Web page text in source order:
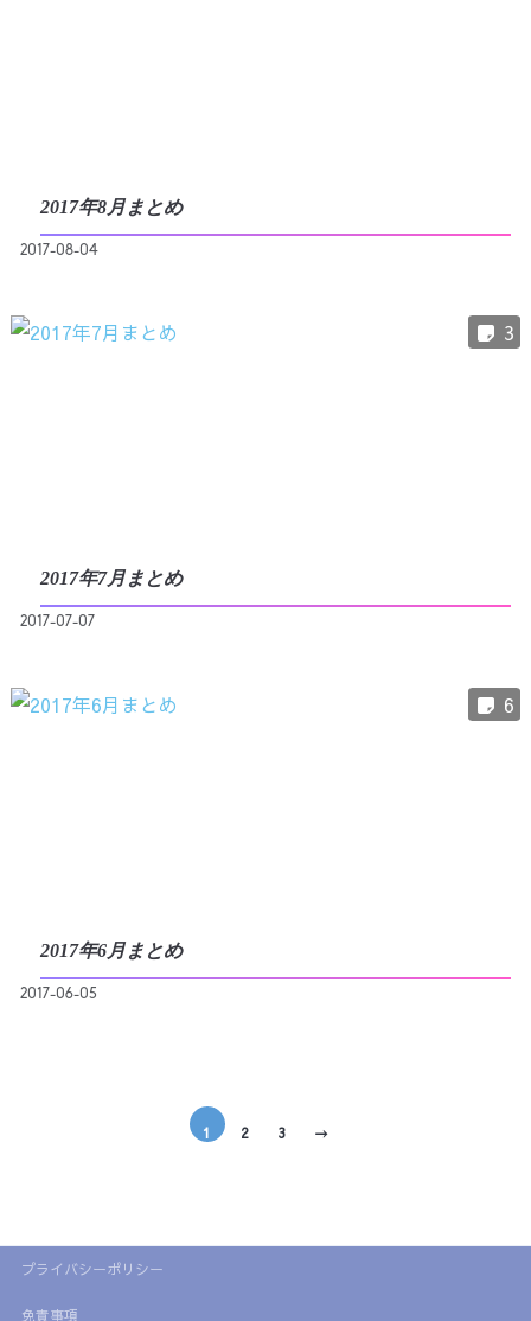
2017年8月まとめ
2017-08-04
3
2017年7月まとめ
2017-07-07
6
2017年6月まとめ
2017-06-05
1 2 3 →
プライバシーポリシー
免責事項